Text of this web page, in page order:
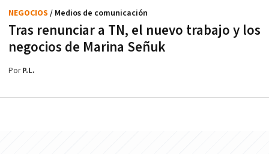
Tras renunciar a TN, el nuevo trabajo y los
negocios de Marina Señuk
NEGOCIOS / Medios de comunicación
PorP.L.